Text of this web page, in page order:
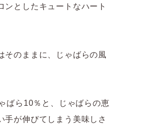
としたキュートなハート
そのままに、じゃばらの風
ばら10％と、じゃばらの恵
が伸びてしまう美味しさ